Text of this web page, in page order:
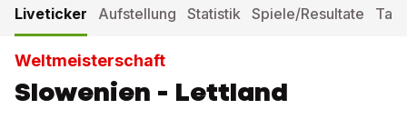
Liveticker Aufstellung Statistik Spiele/Resultate
Weltmeisterschaft
Slowenien - Lettland